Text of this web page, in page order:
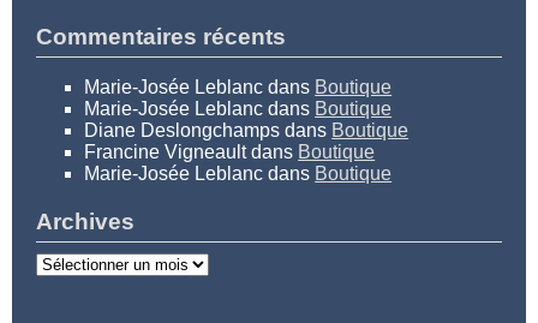
Commentaires récents
Marie-Josée Leblanc dans Boutique
Marie-Josée Leblanc dans Boutique
Diane Deslongchamps dans Boutique
Francine Vigneaultdans Boutique
Marie-Josée Leblanc dans Boutique
Archives
Archives